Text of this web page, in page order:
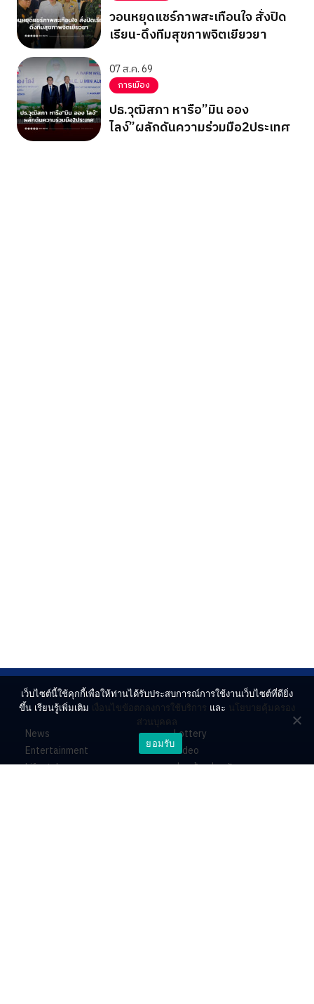
วอนหยุดแชร์ภาพสะเทือนใจ สั่งปิด
เรียน-ดึงทีมสุขภาพจิตเยียวยา
07 ส.ค. 69
การเมือง
ปธ.วุฒิสภา หารือ”มิน ออง
ไลง์”ผลักดันความร่วมมือ2ประเทศ
News
Entertainment
Lifestyle
Lottery
Video
ร่วมด้วยช่วยกัน
เว็บไซต์นี้ใช้คุกกี้เพื่อให้ท่านได้รับประสบการณ์การใช้งานเว็บไซต์ที่ดียิ่ง
ขึ้น เรียนรู้เพิ่มเติม เงื่อนไขข้อตกลงการใช้บริการ และ นโยบายคุ้มครอง
ส่วนบุคคล
ยอมรับ